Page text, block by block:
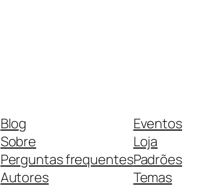
Blog
Sobre
Perguntas frequentes
Autores
Eventos
Loja
Padrões
Temas